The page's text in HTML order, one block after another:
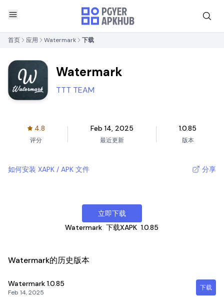
首页 应用 Watermark 下载
Watermark
TTT TEAM
4.8
评分
Feb 14, 2025
最近更新
1.0.85
版本
如何安装 XAPK / APK 文件 分享
立即下载
Watermark 下载XAPK 1.0.85
Watermark的历史版本
Watermark 1.0.85
Feb 14, 2025
下载